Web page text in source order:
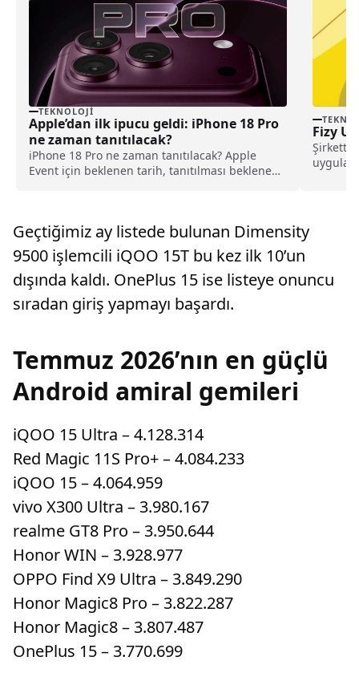
TEKNOLOJI
Apple’dan ilk ipucu geldi: iPhone 18 Pro
ne zaman tanıtılacak?
iPhone 18 Pro ne zaman tanıtılacak? Apple
Event için beklenen tarih, tanıtılması beklenen
Fizy
Geçtiğimiz ay listede bulunan Dimensity
9500 işlemcili iQOO 15T bu kez ilk 10’un
dışında kaldı. OnePlus 15 ise listeye onuncu
sıradan giriş yapmayı başardı.
Temmuz 2026’nın en güçlü
Android amiral gemileri
iQOO 15 Ultra – 4.128.314
Red Magic 11S Pro+ – 4.084.233
iQOO 15 – 4.064.959
vivo X300 Ultra – 3.980.167
realme GT8 Pro – 3.950.644
Honor WIN – 3.928.977
OPPO Find X9 Ultra – 3.849.290
Honor Magic8 Pro – 3.822.287
Honor Magic8 – 3.807.487
OnePlus 15 – 3.770.699